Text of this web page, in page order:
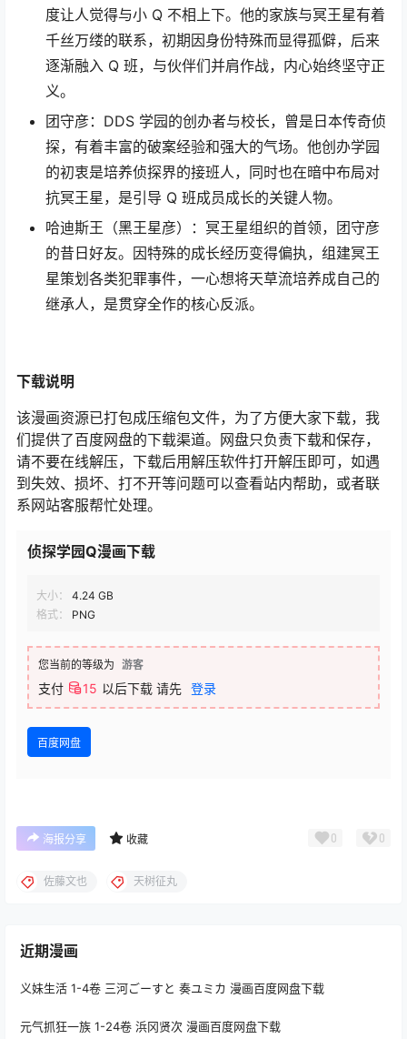
度让人觉得与小 Q 不相上下。他的家族与冥王星有着
千丝万缕的联系，初期因身份特殊而显得孤僻，后来
逐渐融入 Q 班，与伙伴们并肩作战，内心始终坚守正
义。
团守彦：DDS 学园的创办者与校长，曾是日本传奇侦
探，有着丰富的破案经验和强大的气场。他创办学园
的初衷是培养侦探界的接班人，同时也在暗中布局对
抗冥王星，是引导 Q 班成员成长的关键人物。
哈迪斯王（黑王星彦）：冥王星组织的首领，团守彦
的昔日好友。因特殊的成长经历变得偏执，组建冥王
星策划各类犯罪事件，一心想将天草流培养成自己的
继承人，是贯穿全作的核心反派。
下载说明
该漫画资源已打包成压缩包文件，为了方便大家下载，我
们提供了百度网盘的下载渠道。网盘只负责下载和保存，
请不要在线解压，下载后用解压软件打开解压即可，如遇
到失效、损坏、打不开等问题可以查看站内帮助，或者联
系网站客服帮忙处理。
侦探学园Q漫画下载
大小：
4.24 GB
格式：
PNG
您当前的等级为 游客
支付 15 以后下载 请先 登录
百度网盘
海报分享 收藏 0 0
佐藤文也 天树征丸
近期漫画
义妹生活 1-4卷 三河ごーすと 奏ユミカ 漫画百度网盘下载
元气抓狂一族 1-24卷 浜冈贤次 漫画百度网盘下载